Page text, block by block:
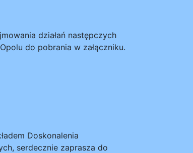
działań następczych
do pobrania w załączniku.
Doskonalenia
serdecznie zaprasza do